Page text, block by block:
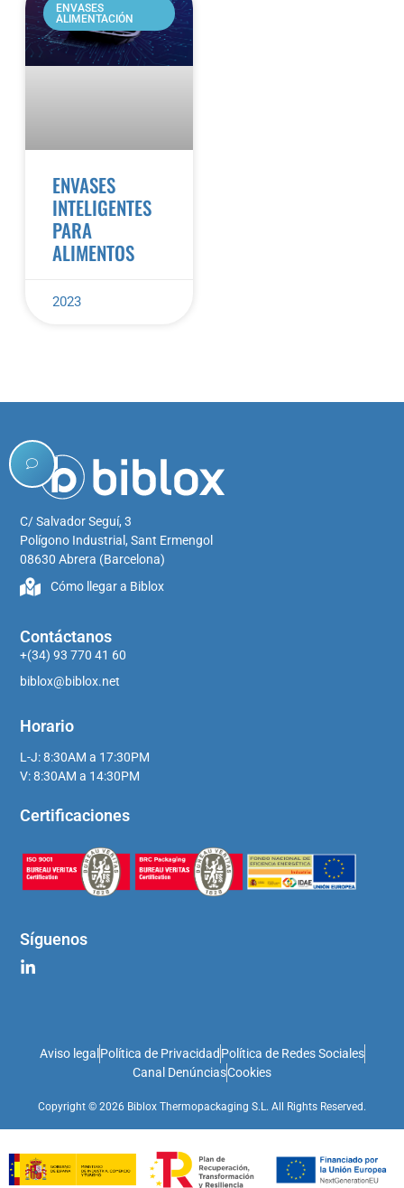
ENVASES
ALIMENTACIÓN
ENVASES
INTELIGENTES
PARA
ALIMENTOS
2023
C/ Salvador Seguí, 3
Polígono Industrial, Sant Ermengol
08630 Abrera (Barcelona)
Cómo llegar a Biblox
Contáctanos
+(34) 93 770 41 60
biblox@biblox.net
Horario
L-J: 8:30AM a 17:30PM
V: 8:30AM a 14:30PM
Certificaciones
Síguenos
Aviso legal Política de Privacidad Política de Redes Sociales
Canal DenúnciasCookies
Copyright © 2026 Biblox Thermopackaging S.L. All Rights Reserved.